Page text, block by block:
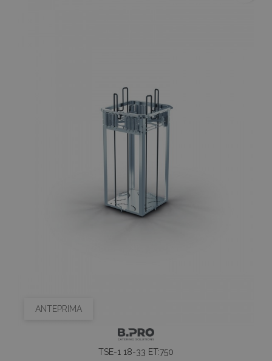
ANTEPRIMA
TSE-1 18-33 ET:750